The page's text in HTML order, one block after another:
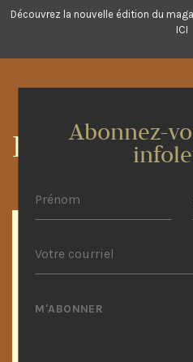
Découvrez la nouvelle édition du
ICI
Blogue des
Atlantique partie
Le réseau Atlantic
Abonnez-